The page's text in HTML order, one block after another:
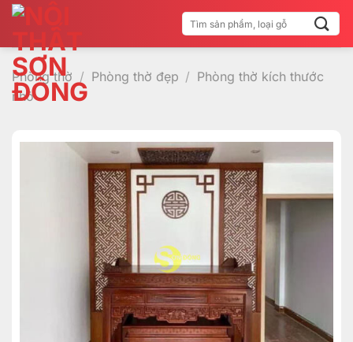
Bỏ
qua
nội
dung
Tìm
kiếm:
Phòng thờ / Phòng thờ đẹp / Phòng thờ kích thước
nhỏ